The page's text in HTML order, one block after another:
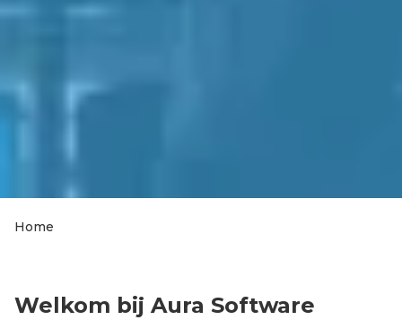
Home
Welkom bij Aura Software